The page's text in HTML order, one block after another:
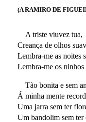
(A RAMIRO DE
A triste viuvez tua,
Creança de olhos
Lembra-me as noites
Lembra-me os ninhos
Tão bonita e sem
Á minha mente
Uma jarra sem ter
Um bandolim sem ter